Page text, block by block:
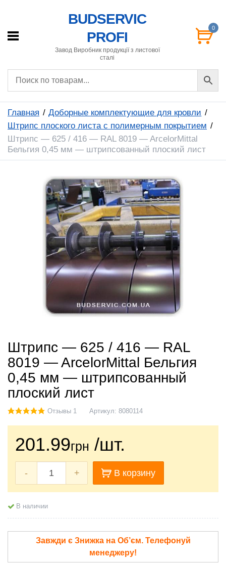
BUDSERVIC
PROFI
Завод Виробник продукції з листової
сталі
0
Главная
Доборные комплектующие для кровли
Штрипс плоского листа с полимерным покрытием
Штрипс — 625 / 416 — RAL 8019 — ArcelorMittal
Бельгия 0,45 мм — штрипсованный плоский лист
Штрипс — 625 / 416 — RAL
8019 — ArcelorMittal Бельгия
0,45 мм — штрипсованный
плоский лист
Отзывы 1 Артикул: 8080114
201.99грн /шт.
- + В корзину
В наличии
Завжди є Знижка на Об’єм. Телефонуй
менеджеру!